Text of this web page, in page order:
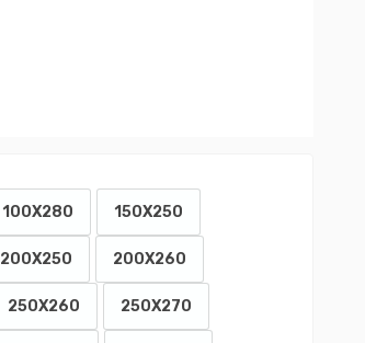
100X280 150X250
200X250 200X260
250X260 250X270